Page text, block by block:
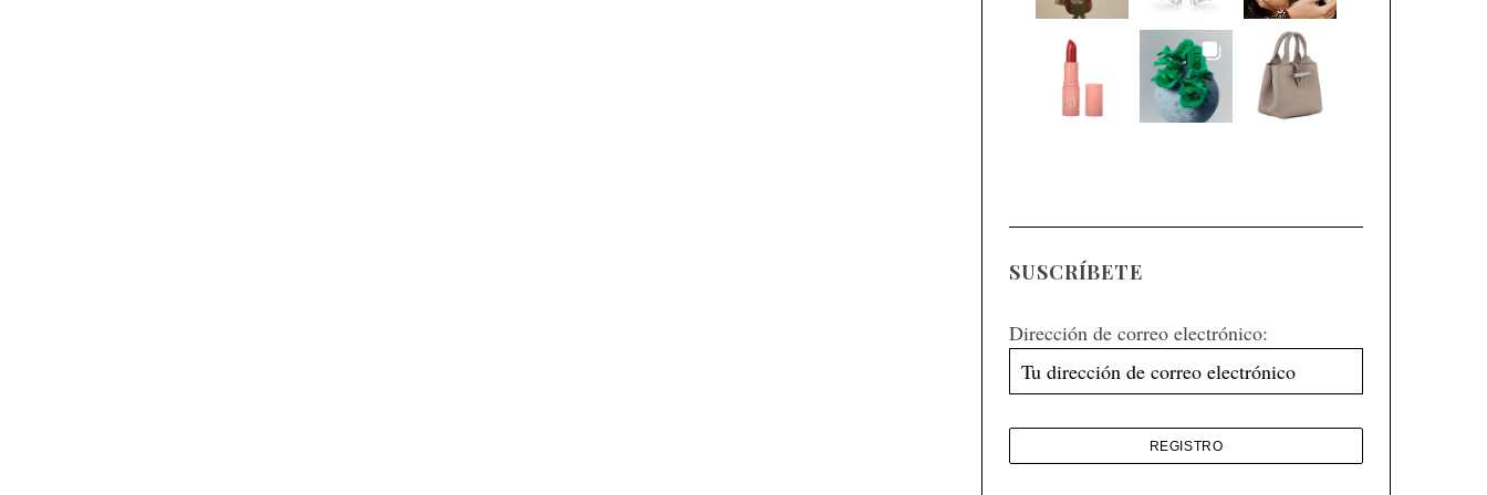
SUSCRÍBETE
Dirección de correo electrónico: